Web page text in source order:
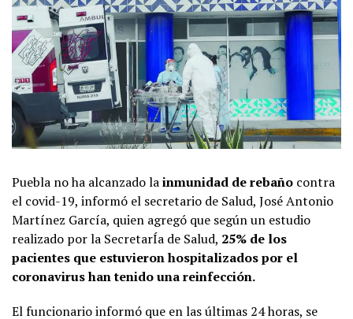
Puebla no ha alcanzado lainmunidad de rebaño contra
el covid-19, informó el secretario de Salud, José Antonio
Martínez García, quien agregó que según un estudio
realizado por la SecretarÍa de Salud, 25% de los
pacientes que estuvieron hospitalizados por el
coronavirus han tenido una reinfección.
El funcionario informó que en las últimas 24 horas, se